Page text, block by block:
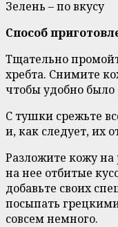
Зелень – по вкусу
Способ
Тщательно
хребта. Снимите
чтобы удобно было
С тушки срежьте
и, как следует, их
Разложите кожу
на нее отбитые
добавьте своих
посыпать
совсем немного.